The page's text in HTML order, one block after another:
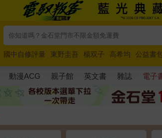
國中自修評量 東野圭吾 楊双子 高希均 公益書包
唯紅花綻放
奧德賽 路邊攤新作 馬斯克 玩具總
動漫ACG 親子館 英文書 雜誌 電子